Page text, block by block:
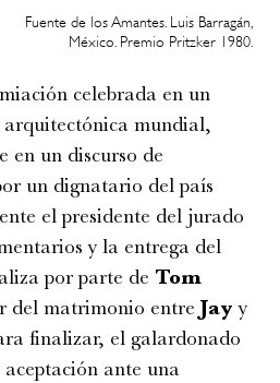
Fuente de los Amantes. Luis Barragán,
México. Premio Pritzker 1980.
celebrada en un
mundial,
en un discurso de
un dignatario del país
el presidente del jurado
y la entrega del
por parte de Tom
del matrimonio entre Jay y
finalizar, el galardonado
ante una